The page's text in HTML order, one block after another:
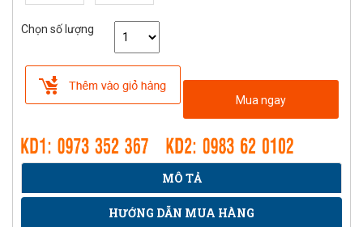
Chọn số lượng
Mua ngay
MÔ TẢ
HƯỚNG DẪN MUA HÀNG